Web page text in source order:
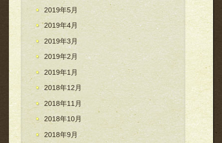
2019年5月
2019年4月
2019年3月
2019年2月
2019年1月
2018年12月
2018年11月
2018年10月
2018年9月